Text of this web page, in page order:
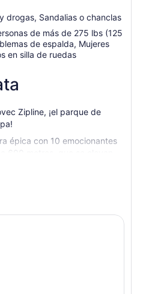
drogas, Sandalias o chanclas
de más de 275 lbs (125
de espalda, Mujeres
en silla de ruedas
Zipline, ¡el parque de
épica con 10 emocionantes
600 metros, que se elevan
de Učja. Alcanza
de Soča y el pico más alto
colgante suspendido y